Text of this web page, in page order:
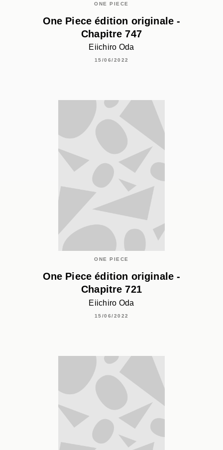
ONE PIECE
One Piece édition originale -
Chapitre 747
Eiichiro Oda
15/06/2022
ONE PIECE
One Piece édition originale -
Chapitre 721
Eiichiro Oda
15/06/2022